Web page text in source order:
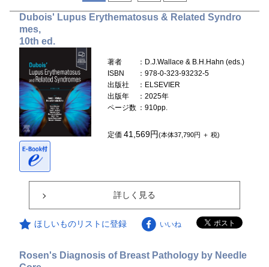
Dubois' Lupus Erythematosus & Related Syndro
mes,
10th ed.
著者
：D.J.Wallace & B.H.Hahn (eds.)
ISBN
：978-0-323-93232-5
出版社
：ELSEVIER
出版年
：2025年
ページ数 ：910pp.
定価41,569円(本体37,790円 ＋ 税)
詳しく見る
ほしいものリストに登録 いいね
Rosen's Diagnosis of Breast Pathology by Needle